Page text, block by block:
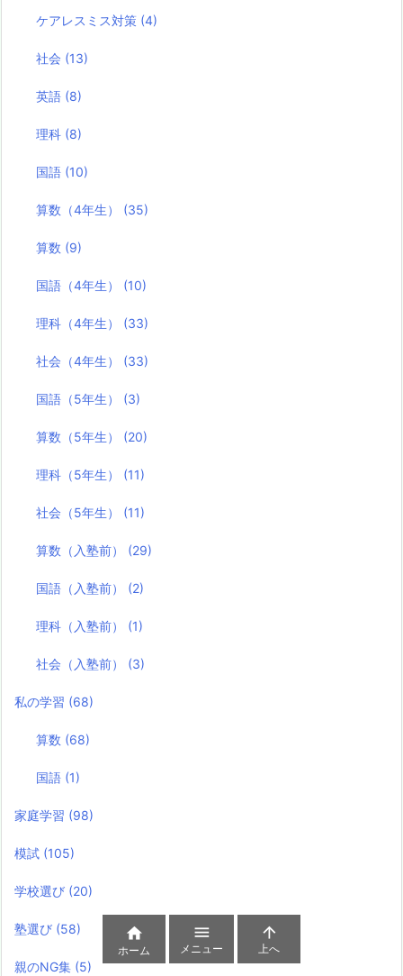
ケアレスミス対策 (4)
社会 (13)
英語 (8)
理科 (8)
国語 (10)
算数（4年生） (35)
算数 (9)
国語（4年生） (10)
理科（4年生） (33)
社会（4年生） (33)
国語（5年生） (3)
算数（5年生） (20)
理科（5年生） (11)
社会（5年生） (11)
算数（入塾前） (29)
国語（入塾前） (2)
理科（入塾前） (1)
社会（入塾前） (3)
私の学習 (68)
算数 (68)
国語 (1)
家庭学習 (98)
模試 (105)
学校選び (20)
塾選び (58)
親のNG集 (5)

ホーム

メニュー

上へ